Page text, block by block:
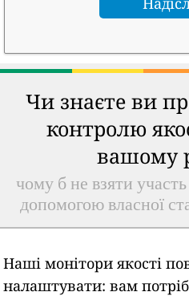
Чи знаєте ви
контролю
вашому
чому б не взяти
допомогою власної
Наші монітори якості
налаштувати: вам